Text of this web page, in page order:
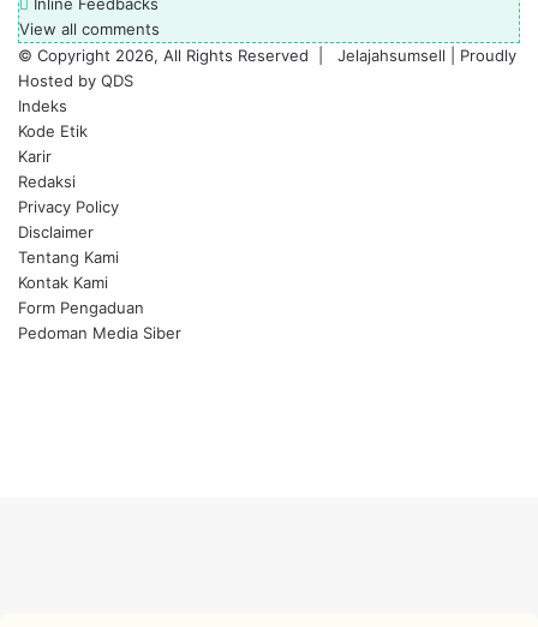
Inline Feedbacks
View all comments
© Copyright 2026, All Rights Reserved |
Jelajahsumsell | Proudly
Hosted by QDS
Indeks
Kode Etik
Karir
Redaksi
Privacy Policy
Disclaimer
Tentang Kami
Kontak Kami
Form Pengaduan
Pedoman Media Siber